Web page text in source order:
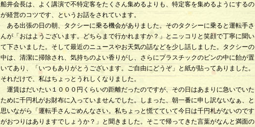
船井会長は、よく講演で不特定客をたくさん集めるよりも、特定客を集めるようにするの
が経営のコツです、というお話をされています。
ある出張の日の朝、タクシーに乗る機会がありました。そのタクシーに乗ると運転手さ
んが「おはようございます。どちらまで行かれますか？」とニッコリと笑顔で丁寧に聞い
て下さいました。そして最近のニュースやお天気の話などを少し話しました。タクシーの
中は、清潔に掃除され、気持ちのよい香りがし、さらにプラスチックのビンの中に飴が置
いてあり、「いつもありがとうございます。ご自由にどうぞ」と紙が貼ってありました。
それだけで、私はちょっとうれしくなりました。
運賃はだいたい１０００円くらいの距離だったのですが、その日はあまりに急いでいた
ために千円札がお財布に入っていませんでした。しまった、朝一番に申し訳ないなぁ、と
思いながら「運転手さんごめんなさい。私ちょっと慌てていて今日は千円札がないのです
がおつりはありますでしょうか？」と聞きました。そこで帰ってきた言葉がなんと満面の